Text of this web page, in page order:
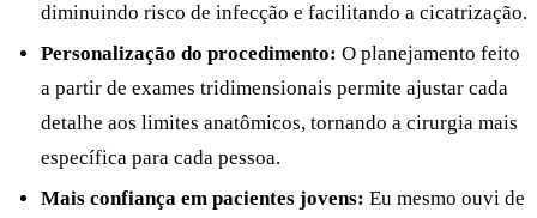
diminuindo risco de infecção e facilitando a cicatrização.
Personalização do procedimento: O planejamento feito
a partir de exames tridimensionais permite ajustar cada
detalhe aos limites anatômicos, tornando a cirurgia mais
específica para cada pessoa.
Mais confiança em pacientes jovens: Eu mesmo ouvi de